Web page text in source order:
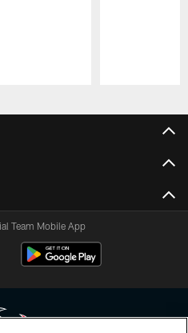
Team Mobile App